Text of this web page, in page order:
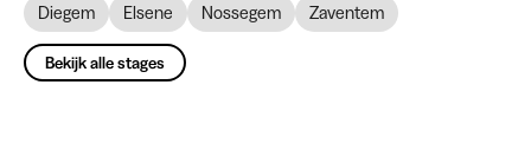
Diegem Elsene Nossegem Zaventem
Bekijk alle stages